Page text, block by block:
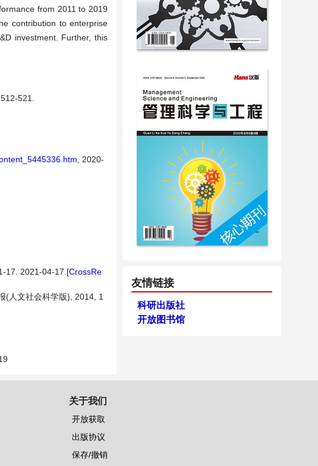
from 2011 to 2019
contribution to enterprise
investment. Further, this
521.
, 2020-
17. 2021-04-17.[CrossRe
(人文社会科学版), 2014, 1
友情链接
科研出版社
开放图书馆
关于我们
开放获取
出版协议
保存/撤销